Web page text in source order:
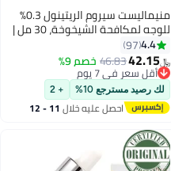
منيماليست سيروم الريتينول 0.3%
للوجه لمكافحة الشيخوخة، 30 مل |
سيروم ليلي بالريتينول و Q10 لتقليل
الخطوط الدقيقة والتجاعيد | للنساء
والرجال
4.4
97
﷼‏42.15
46.83خصم 9%
أقل سعر في 7 يوم
أقل سعر في 7 يوم
لك رصيد مسترجع 10% + 2
احصل عليه خلال 11 - 12